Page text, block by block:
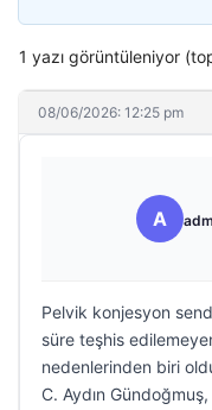
1 yazı görüntüleniyor
08/06/2026: 12:25 pm
A
Pelvik konjesyon
süre teşhis
nedenlerinden biri
C. Aydın